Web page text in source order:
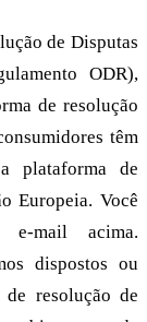
de Disputas
ODR),
de resolução
têm
plataforma de
Europeia. Você
e-mail acima.
dispostos ou
resolução de